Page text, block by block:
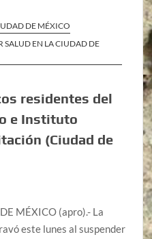
DE MÉXICO
SALUD EN LA CIUDAD DE
residentes del
e Instituto
(Ciudad de
MÉXICO (apro).- La
este lunes al suspender